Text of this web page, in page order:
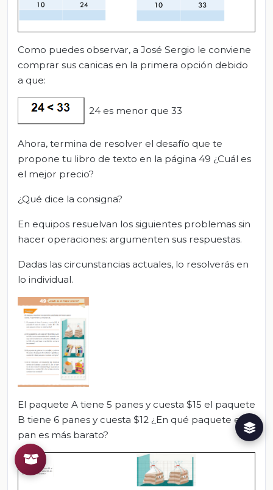
Como puedes observar, a José Sergio le conviene
comprar sus canicas en la primera opción debido
a que:
24 es menor que 33
Ahora, termina de resolver el desafío que te
propone tu libro de texto en la página 49 ¿Cuál es
el mejor precio?
¿Qué dice la consigna?
En equipos resuelvan los siguientes problemas sin
hacer operaciones: argumenten sus respuestas.
Dadas las circunstancias actuales, lo resolverás en
lo individual.
El paquete A tiene 5 panes y cuesta $15 el paquete
B tiene 6 panes y cuesta $12 ¿En qué paquete el
pan es más barato?